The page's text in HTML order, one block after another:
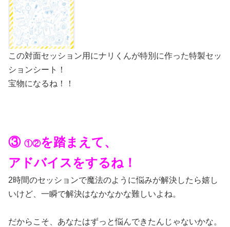
この対面セッション用にナリくんが特別に作った特製セッ
ションシート！
宝物になるね！！
③ ①②を踏まえて、
アドバイスをするね！
2時間のセッションで魔法のように悩みが解決したら嬉し
いけど、一瞬で解決はなかなかな難しいよね。
だからこそ、あなたはずっと悩んできたんじゃないかな。